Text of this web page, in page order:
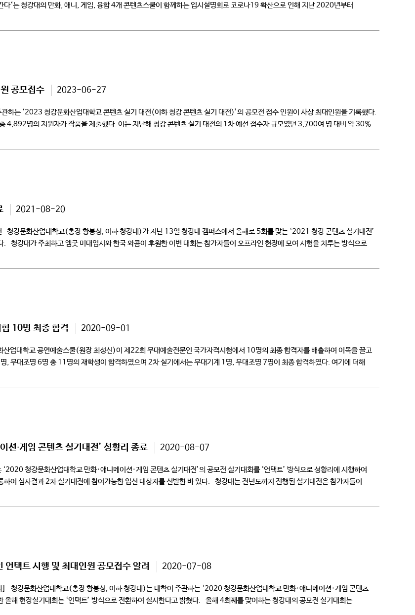
‘는 청강대의 만화, 애니, 게임, 융합 4개 콘텐츠스쿨이 함께하는 입시설명회로 코로나19 확산으로 인해 지난 2020년부터
공모접수 2023-06-27
하는 ‘2023 청강문화산업대학교 콘텐츠 실기 대전(이하 청강 콘텐츠 실기 대전)’의 공모전 접수 인원이 사상 최대인원을 기록했다.
4,892명의 지원자가 작품을 제출했다. 이는 지난해 청강 콘텐츠 실기 대전의 1차 예선 접수자 규모였던 3,700여 명 대비 약 30%
2021-08-20
청강문화산업대학교(총장 황봉성, 이하 청강대)가 지난 13일 청강대 캠퍼스에서 올해로 5회를 맞는 ‘2021 청강 콘텐츠 실기대전’
청강대가 주최하고 엠굿 미대입시와 한국 와콤이 후원한 이번 대회는 참가자들이 오프라인 현장에 모여 시험을 치루는 방식으로
10명 최종 합격 2020-09-01
업대학교 공연예술스쿨(원장 최성신)이 제22회 무대예술전문인 국가자격시험에서 10명의 최종 합격자를 배출하여 이목을 끌고
무대조명 6명 총 11명의 재학생이 합격하였으며 2차 실기에서는 무대기계 1명, 무대조명 7명이 최종 합격하였다. 여기에 더해
션∙게임 콘텐츠 실기대전’ 성황리 종료 2020-08-07
청강문화산업대학교 만화·애니메이션·게임 콘텐츠 실기대전’의 공모전 실기대회를 ‘언택트’ 방식으로 성황리에 시행하여
여 심사결과 2차 실기대전에 참여가능한 입선 대상자를 선발한 바 있다. 청강대는 전년도까지 진행된 실기대전은 참가자들이
택트 시행 및 최대인원 공모접수 알려 2020-07-08
] 청강문화산업대학교(총장 황봉성, 이하 청강대)는 대학이 주관하는 ‘2020 청강문화산업대학교 만화·애니메이션·게임 콘텐츠
올해 현장실기대회는 ‘언택트’ 방식으로 전환하여 실시한다고 밝혔다. 올해 4회째를 맞이하는 청강대의 공모전 실기대회는